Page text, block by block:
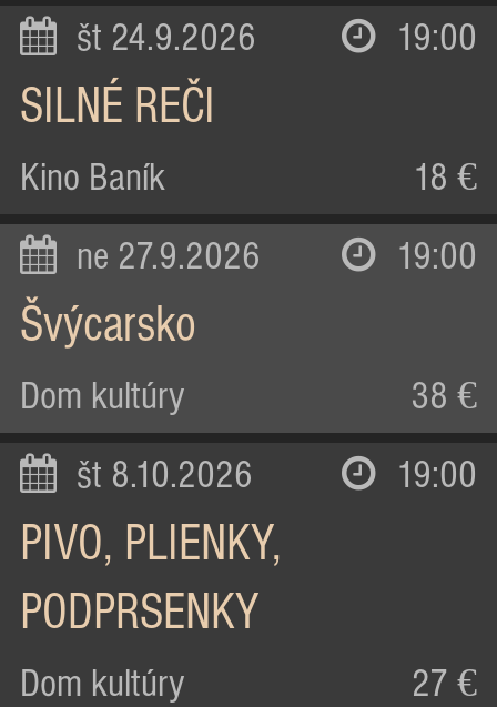
št 24.9.2026 19:00
SILNÉ REČI
Kino Baník 18 €
ne 27.9.2026 19:00
Švýcarsko
Dom kultúry 38 €
št 8.10.2026 19:00
PIVO, PLIENKY,
PODPRSENKY
Dom kultúry 27 €